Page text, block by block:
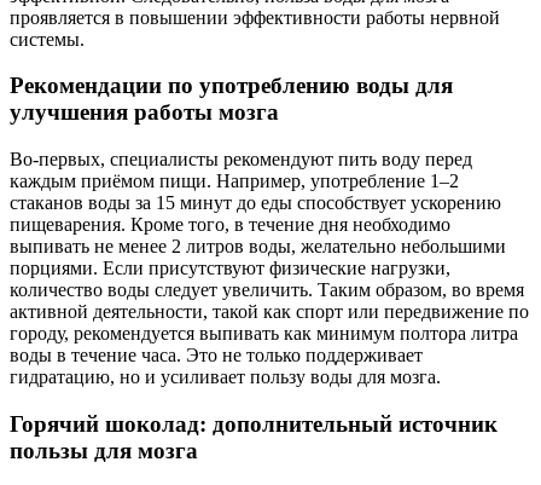
проявляется в повышении эффективности работы нервной
системы.
Рекомендации по употреблению воды для
улучшения работы мозга
Во-первых, специалисты рекомендуют пить воду перед
каждым приёмом пищи. Например, употребление 1–2
стаканов воды за 15 минут до еды способствует ускорению
пищеварения. Кроме того, в течение дня необходимо
выпивать не менее 2 литров воды, желательно небольшими
порциями. Если присутствуют физические нагрузки,
количество воды следует увеличить. Таким образом, во время
активной деятельности, такой как спорт или передвижение по
городу, рекомендуется выпивать как минимум полтора литра
воды в течение часа. Это не только поддерживает
гидратацию, но и усиливает пользу воды для мозга.
Горячий шоколад: дополнительный источник
пользы для мозга